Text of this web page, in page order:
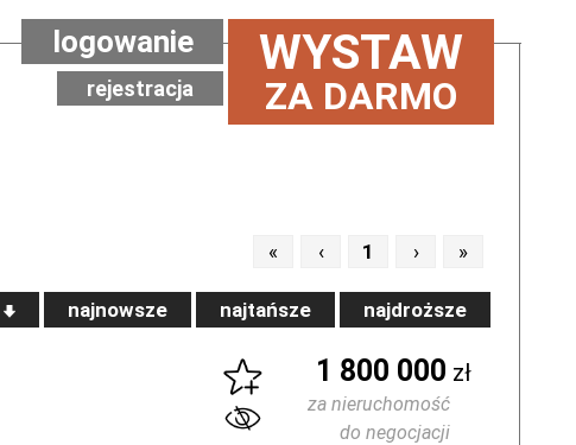
WYSTAW
ZA DARMO
logowanie
rejestracja
« ‹ 1 › »
najnowsze najtańsze najdroższe
1 800 000 zł
za nieruchomość
do negocjacji